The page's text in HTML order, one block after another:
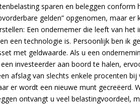
sparen en beleggen
gelden” opgenomen, maar
Een ondernemer die leeft van het
een technologie is. Persoonlijk ben ik
met geldwaarde. Als u een
investeerder aan boord te halen,
afslag van slechts enkele procenten
er wordt een nieuwe munt gecreëerd.
ontvangt u veel belastingvoordeel,